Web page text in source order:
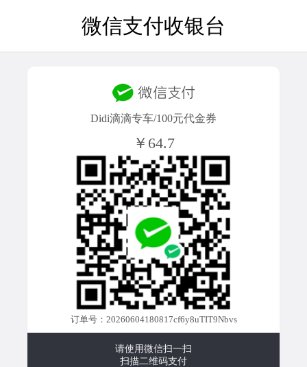
微信支付收银台
Didi滴滴专车/100元代金券
￥64.7
订单号：20260604180817cf6y8uTIT9Nbvs
请使用微信扫一扫
扫描二维码支付